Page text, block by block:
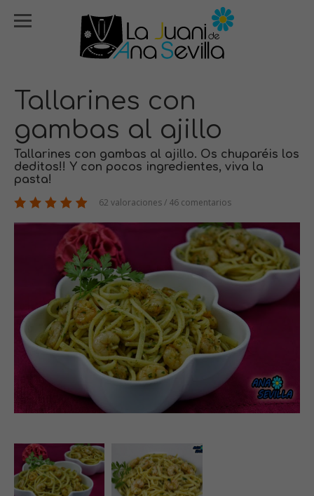
Tallarines con
gambas al ajillo
Tallarines con gambas al ajillo. Os chuparéis los
deditos!! Y con pocos ingredientes, viva la
pasta!
62 valoraciones / 46 comentarios